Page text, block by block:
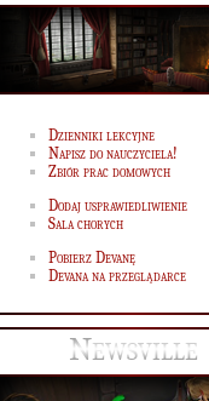
Dzienniki lekcyjne
Napisz do nauczyciela!
Zbiór prac domowych
Dodaj usprawiedliwienie
Sala chorych
Pobierz Devanę
Devana na przeglądarce
Newsville